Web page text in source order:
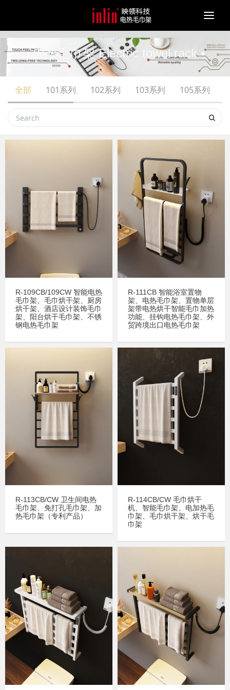
• 电热毛巾架 Electric towel rack •
全部 101系列 102系列 103系列 105系列
R-109CB/109CW 智能电热
毛巾架、毛巾烘干架、厨房
烘干架、酒店设计装饰毛巾
架、阳台烘干毛巾架、不锈
钢电热毛巾架
R-111CB 智能浴室置物
架、电热毛巾架、置物单层
架带电热烘干智能毛巾加热
功能、挂钩电热毛巾架、外
贸跨境出口电热毛巾架
R-113CB/CW 卫生间电热
毛巾架、免打孔毛巾架、加
热毛巾架（专利产品）
R-114CB/CW 毛巾烘干
机、智能毛巾架、电加热毛
巾架、毛巾烘干架、烘干毛
巾架